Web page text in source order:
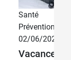
Santé
Prévention
02/06/2026
Vacances :